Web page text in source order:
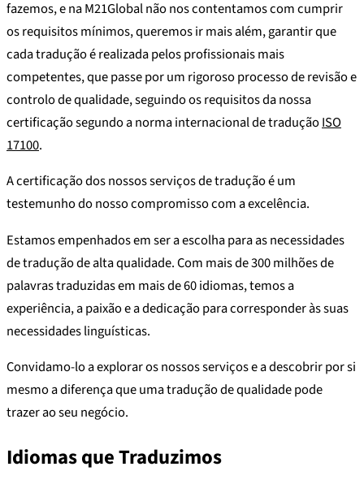
fazemos, e na M21Global não nos contentamos com cumprir
os requisitos mínimos, queremos ir mais além, garantir que
cada tradução é realizada pelos profissionais mais
competentes, que passe por um rigoroso processo de revisão e
controlo de qualidade, seguindo os requisitos da nossa
certificação segundo a norma internacional de traduçãoISO
17100.
A certificação dos nossos serviços de tradução é um
testemunho do nosso compromisso com a excelência.
Estamos empenhados em ser a escolha para as necessidades
de tradução de alta qualidade. Com mais de 300 milhões de
palavras traduzidas em mais de 60 idiomas, temos a
experiência, a paixão e a dedicação para corresponder às suas
necessidades linguísticas.
Convidamo-lo a explorar os nossos serviços e a descobrir por si
mesmo a diferença que uma tradução de qualidade pode
trazer ao seu negócio.
Idiomas que Traduzimos